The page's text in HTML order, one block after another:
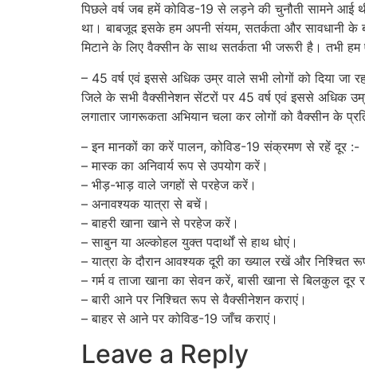
पिछले वर्ष जब हमें कोविड-19 से लड़ने की चुनौती सामने आई थी
था। बाबजूद इसके हम अपनी संयम, सतर्कता और सावधानी के
मिटाने के लिए वैक्सीन के साथ सतर्कता भी जरूरी है। तभी
– 45 वर्ष एवं इससे अधिक उम्र वाले सभी लोगों को दिया जा
जिले के सभी वैक्सीनेशन सेंटरों पर 45 वर्ष एवं इससे अधिक उम्र
लगातार जागरूकता अभियान चला कर लोगों को वैक्सीन के
– इन मानकों का करें पालन, कोविड-19 संक्रमण से रहें दूर :-
– मास्क का अनिवार्य रूप से उपयोग करें।
– भीड़-भाड़ वाले जगहों से परहेज करें।
– अनावश्यक यात्रा से बचें।
– बाहरी खाना खाने से परहेज करें।
– साबुन या अल्कोहल युक्त पदार्थों से हाथ धोएं।
– यात्रा के दौरान आवश्यक दूरी का ख्याल रखें और निश्चित
– गर्म व ताजा खाना का सेवन करें, बासी खाना से बिलकुल दूर
– बारी आने पर निश्चित रूप से वैक्सीनेशन कराएं।
– बाहर से आने पर कोविड-19 जाँच कराएं।
Leave a Reply